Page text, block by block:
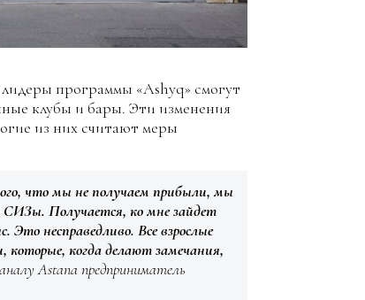
программы «Ashyq» смогут
клубы и бары. Эти изменения
из них считают меры
что мы не получаем прибыли, мы
СИЗы. Получается, ко мне зайдет
несправедливо. Все взрослые
когда делают замечания,
Astana предприниматель